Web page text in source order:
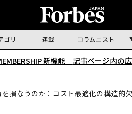
ゴリ 連載 コラムニスト
新機能｜ 記事ページ内の
損なうのか：コスト最適化の構造的